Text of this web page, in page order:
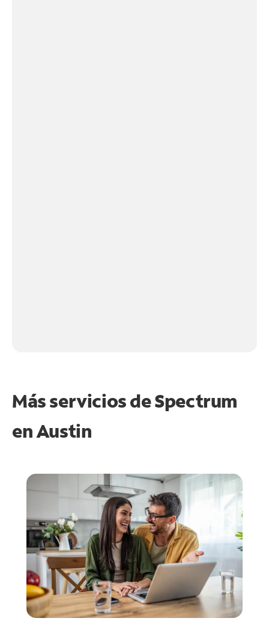
Más servicios de Spectrum
enAustin